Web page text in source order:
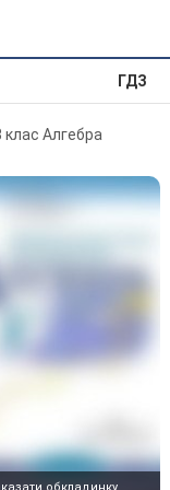
ГДЗ
клас Алгебра